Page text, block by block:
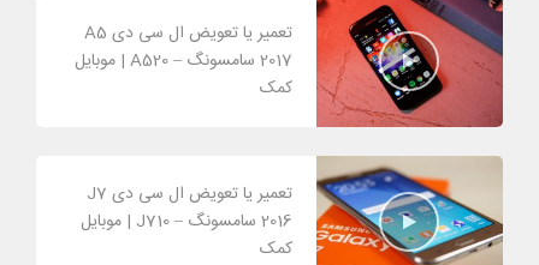
تعمیر یا تعویض ال سی دی A5
2017 سامسونگ – A520 | موبایل
کمک
تعمیر یا تعویض ال سی دی J7
2016 سامسونگ – J710 | موبایل
کمک